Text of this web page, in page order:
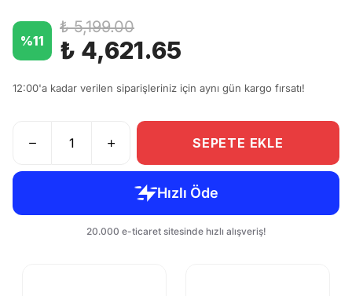
%11
₺ 5,199.00
₺ 4,621.65
12:00'a kadar verilen siparişleriniz için aynı gün kargo fırsatı!
SEPETE EKLE